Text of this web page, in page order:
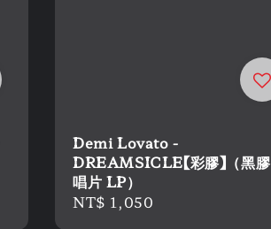
Demi Lovato -
DREAMSICLE【彩膠】（黑膠
唱片 LP）
Regular
NT$ 1,050